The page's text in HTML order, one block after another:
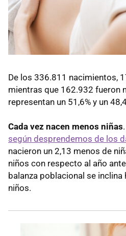
De los 336.811 nacimientos,
mientras que 162.932 fueron
representan un 51,6% y un
Cada vez nacen menos niñas
según desprendemos de los
nacieron un 2,13 menos de
niños con respecto al año
balanza poblacional se inclina
niños.